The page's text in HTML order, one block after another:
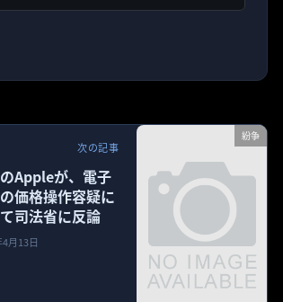
紛争
次の記事
Appleが、電子
価格操作容疑に
司法省に反論
月13日